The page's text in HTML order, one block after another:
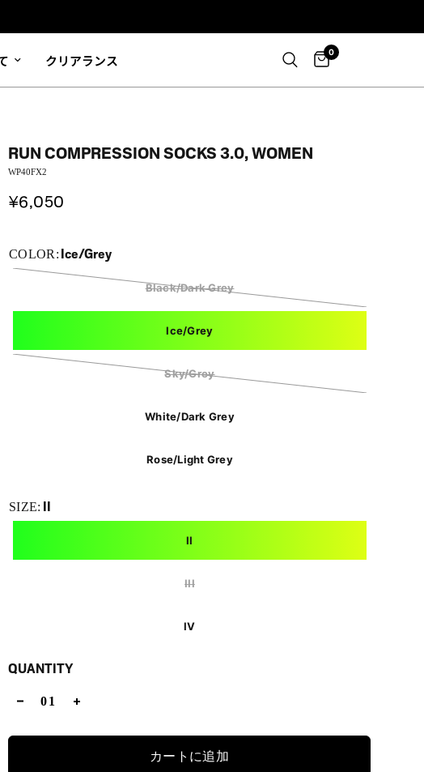
クリアランス 0
RUN COMPRESSION SOCKS 3.0, WOMEN
WP40FX2
¥6,050
COLOR: Ice/Grey
Black/Dark Grey
Ice/Grey
Sky/Grey
White/Dark Grey
Rose/Light Grey
SIZE: II
II
III
IV
QUANTITY
カートに追加